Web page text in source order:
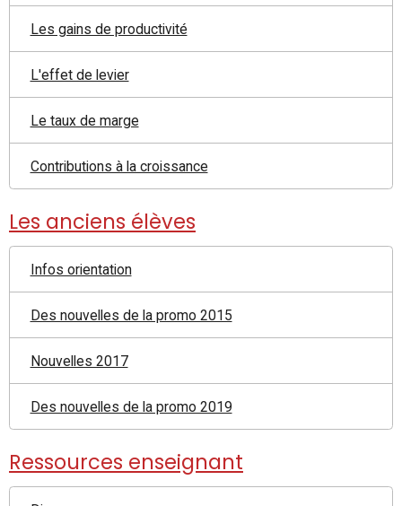
Les gains de productivité
L'effet de levier
Le taux de marge
Contributions à la croissance
Les anciens élèves
Infos orientation
Des nouvelles de la promo 2015
Nouvelles 2017
Des nouvelles de la promo 2019
Ressources enseignant